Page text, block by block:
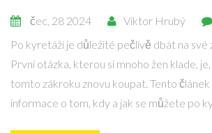
čec, 28 2024 Viktor Hrubý
Po kyretáži je důležité pečlivě dbát na své
První otázka, kterou si mnoho žen klade,
tomto zákroku znovu koupat. Tento
informace o tom, kdy a jak se můžete po